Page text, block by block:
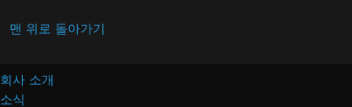
맨 위로 돌아가기
회사 소개
소식